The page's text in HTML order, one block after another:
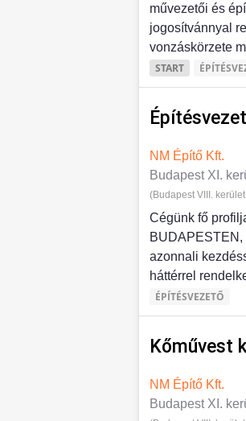
művezetői és
jogosítvánnyal
vonzáskörzete
START
NM Építő Kft.
Budapest XI.
(Budapest VIII.
Cégünk fő
BUDAPESTEN,
azonnali
háttérrel
ÉPÍTÉSVEZETŐ
Kőművest
NM Építő Kft.
Budapest XI.